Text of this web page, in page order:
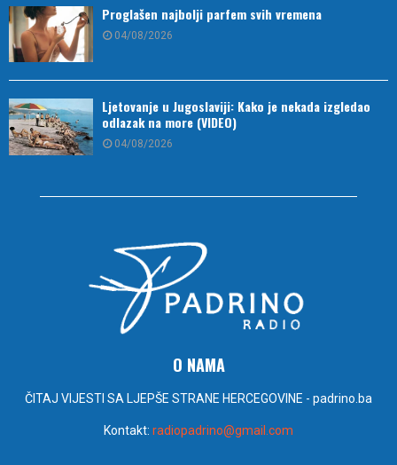
Proglašen najbolji parfem svih vremena
04/08/2026
Ljetovanje u Jugoslaviji: Kako je nekada izgledao
odlazak na more (VIDEO)
04/08/2026
O NAMA
ČITAJ VIJESTI SA LJEPŠE STRANE HERCEGOVINE - padrino.ba
Kontakt: radiopadrino@gmail.com